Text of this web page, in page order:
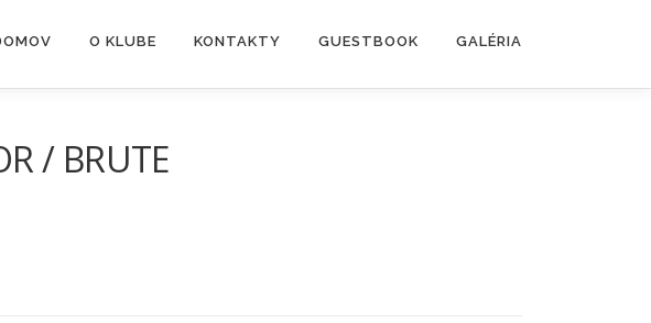
O KLUBE KONTAKTY GUESTBOOK GALÉRIA
/ BRUTE